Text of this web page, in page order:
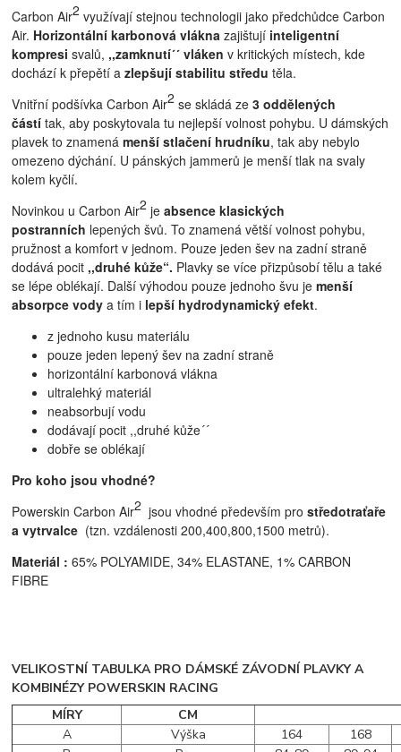
Carbon Air2 využívají stejnou technologii jako předchůdce Carbon
Air. Horizontální karbonová vlákna zajištují inteligentní
kompresisvalů, ,,zamknutí´´ vláken v kritických místech, kde
dochází k přepětí azlepšují stabilitu středu těla.
Vnitřní podšívka Carbon Air2 se skládá ze3 oddělených
částí tak, aby poskytovala tu nejlepší volnost pohybu. U dámských
plavek to znamenámenší stlačení hrudníku, tak aby nebylo
omezeno dýchání. U pánských jammerů je menší tlak na svaly
kolem kyčlí.
Novinkou u Carbon Air2 jeabsence klasických
postranních lepených švů. To znamená větší volnost pohybu,
pružnost a komfort v jednom. Pouze jeden šev na zadní straně
dodává pocit ,,druhé kůže“. Plavky se více přizpůsobí tělu a také
se lépe oblékají. Další výhodou pouze jednoho švu jemenší
absorpce vody a tím i lepší hydrodynamický efekt.
z jednoho kusu materiálu
pouze jeden lepený šev na zadní straně
horizontální karbonová vlákna
ultralehký materiál
neabsorbují vodu
dodávají pocit ,,druhé kůže´´
dobře se oblékají
Pro koho jsou vhodné?
Powerskin Carbon Air2 jsou vhodné především prostředotraťaře
a vytrvalce (tzn. vzdálenosti 200,400,800,1500 metrů).
Materiál :65% POLYAMIDE, 34% ELASTANE, 1% CARBON
FIBRE
VELIKOSTNÍ TABULKA PRO DÁMSKÉ ZÁVODNÍ PLAVKY A
KOMBINÉZY POWERSKIN RACING
MÍRY
CM
A
Výška 164
168